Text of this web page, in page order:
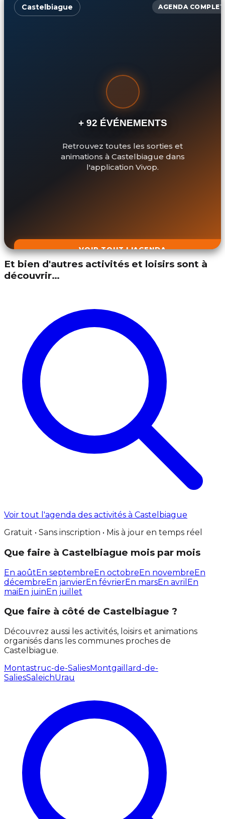
Castelbiague AGENDA COMPLET
+ 92 ÉVÉNEMENTS
Retrouvez toutes les sorties et
animations à Castelbiague dans
l'application Vivop.
VOIR TOUT L'AGENDA
Et bien d'autres activités et loisirs sont à
découvrir…
Voir tout l'agenda des activités à Castelbiague
Gratuit • Sans inscription • Mis à jour en temps réel
Que faire à Castelbiague mois par mois
En aoûtEn septembreEn octobreEn novembreEn
décembreEn janvierEn févrierEn marsEn avril En
maiEn juinEn juillet
Que faire à côté de Castelbiague ?
Découvrez aussi les activités, loisirs et animations
organisés dans les communes proches de
Castelbiague.
Montastruc-de-SaliesMontgaillard-de-
SaliesSaleichUrau